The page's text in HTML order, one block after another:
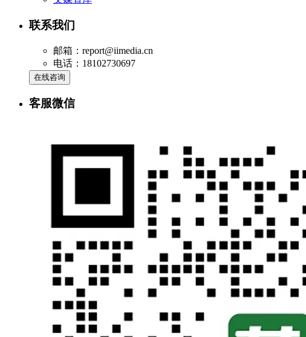
联系我们
邮箱：report@iimedia.cn
电话：18102730697
在线咨询
客服微信